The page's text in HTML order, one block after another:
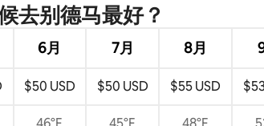
去别德马最好？
6月 7月 8月
$50 USD $50 USD $55 USD